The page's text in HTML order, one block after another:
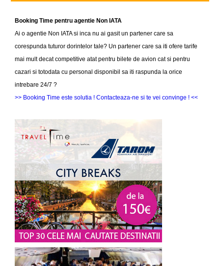
Booking Time pentru agentie Non IATA
Ai o agentie Non IATA si inca nu ai gasit un partener care sa
corespunda tuturor dorintelor tale? Un partener care sa iti ofere tarife
mai mult decat competitive atat pentru bilete de avion cat si pentru
cazari si totodata cu personal disponibil sa iti raspunda la orice
intrebare 24/7 ?
>> Booking Time este solutia ! Contacteaza-ne si te vei convinge ! <<